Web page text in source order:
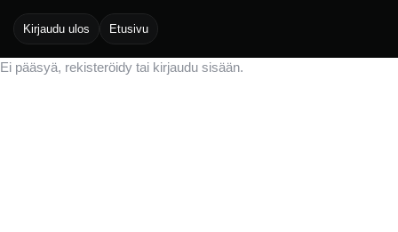
Kirjaudu ulos Etusivu
Ei pääsyä, rekisteröidy tai kirjaudu sisään.